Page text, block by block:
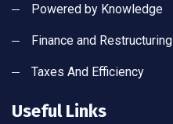
Powered by Knowledge
Finance and Restructuring
Taxes And Efficiency
Useful Links